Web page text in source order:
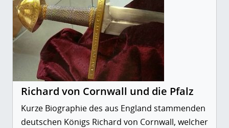
Richard von Cornwall und die Pfalz
Kurze Biographie des aus England stammenden
deutschen Königs Richard von Cornwall, welcher